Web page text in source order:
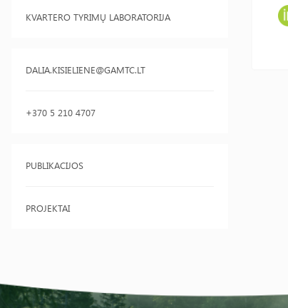
KVARTERO TYRIMŲ LABORATORIJA
DALIA.KISIELIENE@GAMTC.LT
+370 5 210 4707
PUBLIKACIJOS
PROJEKTAI